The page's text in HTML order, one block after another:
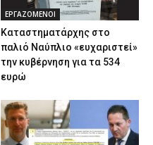
ΕΡΓΑΖΟΜΕΝΟΙ
Καταστηματάρχης στο
παλιό Ναύπλιο «ευχαριστεί»
την κυβέρνηση για τα 534
ευρώ